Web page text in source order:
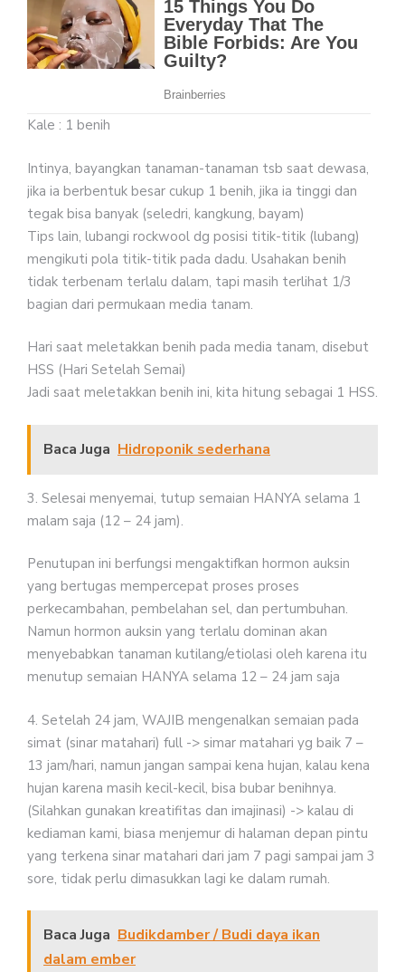
Kale : 1 benih
Intinya, bayangkan tanaman-tanaman tsb saat dewasa,
jika ia berbentuk besar cukup 1 benih, jika ia tinggi dan
tegak bisa banyak (seledri, kangkung, bayam)
Tips lain, lubangi rockwool dg posisi titik-titik (lubang)
mengikuti pola titik-titik pada dadu. Usahakan benih
tidak terbenam terlalu dalam, tapi masih terlihat 1/3
bagian dari permukaan media tanam.
Hari saat meletakkan benih pada media tanam, disebut
HSS (Hari Setelah Semai)
Jadi saat meletakkan benih ini, kita hitung sebagai 1 HSS.
Baca Juga Hidroponik sederhana
3. Selesai menyemai, tutup semaian HANYA selama 1
malam saja (12 – 24 jam).
Penutupan ini berfungsi mengaktifkan hormon auksin
yang bertugas mempercepat proses proses
perkecambahan, pembelahan sel, dan pertumbuhan.
Namun hormon auksin yang terlalu dominan akan
menyebabkan tanaman kutilang/etiolasi oleh karena itu
menutup semaian HANYA selama 12 – 24 jam saja
4. Setelah 24 jam, WAJIB mengenalkan semaian pada
simat (sinar matahari) full -> simar matahari yg baik 7 –
13 jam/hari, namun jangan sampai kena hujan, kalau kena
hujan karena masih kecil-kecil, bisa bubar benihnya.
(Silahkan gunakan kreatifitas dan imajinasi) -> kalau di
kediaman kami, biasa menjemur di halaman depan pintu
yang terkena sinar matahari dari jam 7 pagi sampai jam 3
sore, tidak perlu dimasukkan lagi ke dalam rumah.
Baca Juga Budikdamber / Budi daya ikan
dalam ember